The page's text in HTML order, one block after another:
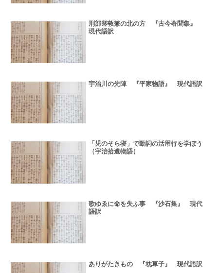
刑部卿敦兼の北の方 『古今著聞集』
現代語訳
宇治川の先陣 『平家物語』 現代語訳
「児のそら寝」で動詞の活用行を学ぼう
（宇治拾遺物語）
歌ゆゑに命を失ふ事 『沙石集』 現代
語訳
ありがたきもの 『枕草子』 現代語訳